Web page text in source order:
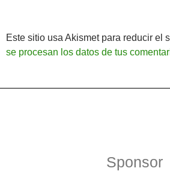
Este sitio usa Akismet para reducir el
se procesan los datos de tus
Sponsor